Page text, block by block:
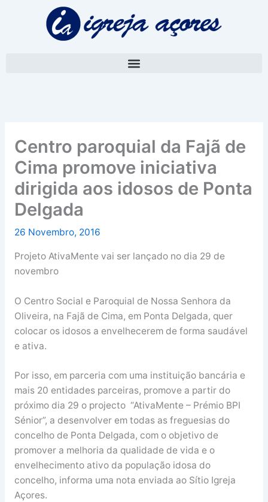
Centro paroquial da Fajã de
Cima promove iniciativa
dirigida aos idosos de Ponta
Delgada
26 Novembro, 2016
Projeto AtivaMente vai ser lançado no dia 29 de
novembro
O Centro Social e Paroquial de Nossa Senhora da
Oliveira, na Fajã de Cima, em Ponta Delgada, quer
colocar os idosos a envelhecerem de forma saudável
e ativa.
Por isso, em parceria com uma instituição bancária e
mais 20 entidades parceiras, promove a partir do
próximo dia 29 o projecto “AtivaMente – Prémio BPI
Sénior”, a desenvolver em todas as freguesias do
concelho de Ponta Delgada, com o objetivo de
promover a melhoria da qualidade de vida e o
envelhecimento ativo da população idosa do
concelho, informa uma nota enviada ao Sítio Igreja
Açores.